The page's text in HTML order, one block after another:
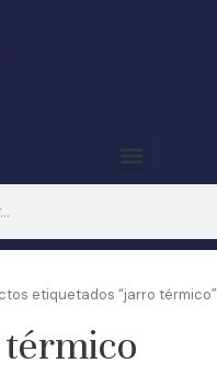
etiquetados “jarro térmico”